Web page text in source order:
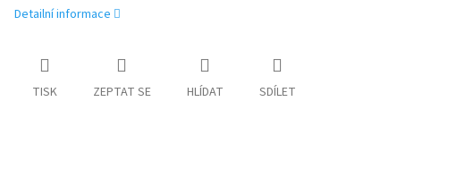
Detailní informace
TISK ZEPTAT SE HLÍDAT SDÍLET